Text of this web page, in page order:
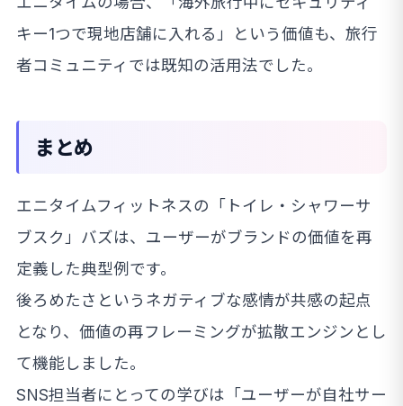
キー1つで現地店舗に入れる」という価値も、旅行
者コミュニティでは既知の活用法でした。
まとめ
エニタイムフィットネスの「トイレ・シャワーサ
ブスク」バズは、ユーザーがブランドの価値を再
定義した典型例です。
後ろめたさというネガティブな感情が共感の起点
となり、価値の再フレーミングが拡散エンジンとし
て機能しました。
SNS担当者にとっての学びは「ユーザーが自社サー